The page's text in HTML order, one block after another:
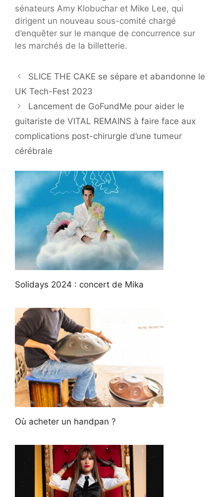
sénateurs Amy Klobuchar et Mike Lee, qui
dirigent un nouveau sous-comité chargé
d’enquêter sur le manque de concurrence sur
les marchés de la billetterie.
SLICE THE CAKE se sépare et abandonne le
UK Tech-Fest 2023
Lancement de GoFundMe pour aider le
guitariste de VITAL REMAINS à faire face aux
complications post-chirurgie d’une tumeur
cérébrale
Solidays 2024 : concert de Mika
Où acheter un handpan ?